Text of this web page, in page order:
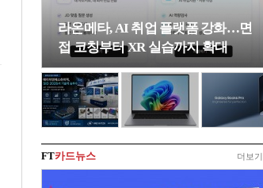
라온메타, AI 취업 플랫폼 강화…면
접 코칭부터 XR 실습까지 확대
FT카드뉴스 더보기